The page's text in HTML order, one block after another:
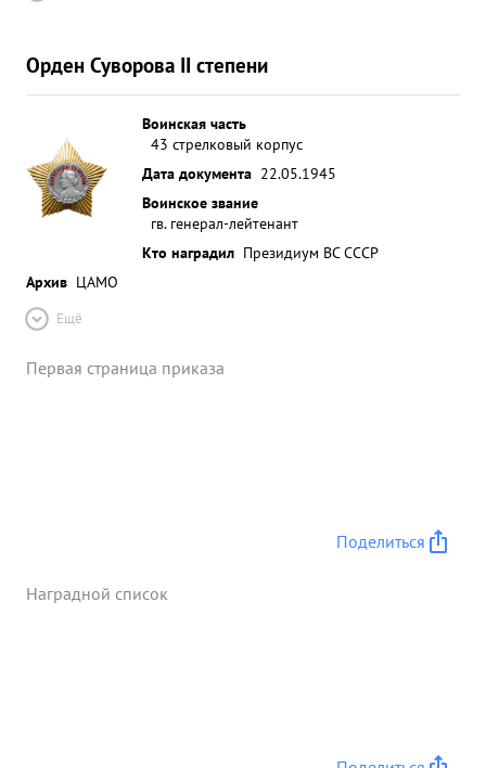
Орден Суворова II степени
Воинская часть
43 стрелковый корпус
Дата документа 22.05.1945
Воинское звание
гв. генерал-лейтенант
Кто наградил Президиум ВС СССР
Архив ЦАМО
Ещё
Первая страница приказа
Поделиться
Наградной список